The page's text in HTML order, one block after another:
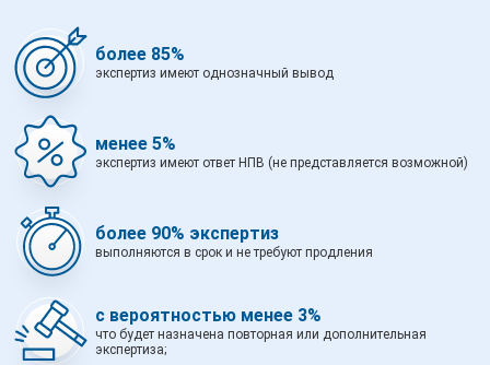
более 85%
экспертиз имеют однозначный вывод
менее 5%
экспертиз имеют ответ НПВ (не представляется возможной)
более 90% экспертиз
выполняются в срок и не требуют продления
с вероятностью менее 3%
что будет назначена повторная или дополнительная
экспертиза;